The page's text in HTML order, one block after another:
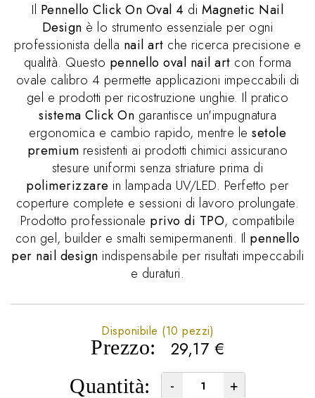
Il Pennello Click On Oval 4 di Magnetic Nail
Design è lo strumento essenziale per ogni
professionista della nail art che ricerca precisione e
qualità. Questo pennello oval nail art con forma
ovale calibro 4 permette applicazioni impeccabili di
gel e prodotti per ricostruzione unghie. Il pratico
sistema Click On garantisce un'impugnatura
ergonomica e cambio rapido, mentre le setole
premium resistenti ai prodotti chimici assicurano
stesure uniformi senza striature prima di
polimerizzare in lampada UV/LED. Perfetto per
coperture complete e sessioni di lavoro prolungate.
Prodotto professionale privo di TPO, compatibile
con gel, builder e smalti semipermanenti. Il pennello
per nail design indispensabile per risultati impeccabili
e duraturi.
Prezzo: 29,17 €
Disponibile (10 pezzi)
Quantità: - +